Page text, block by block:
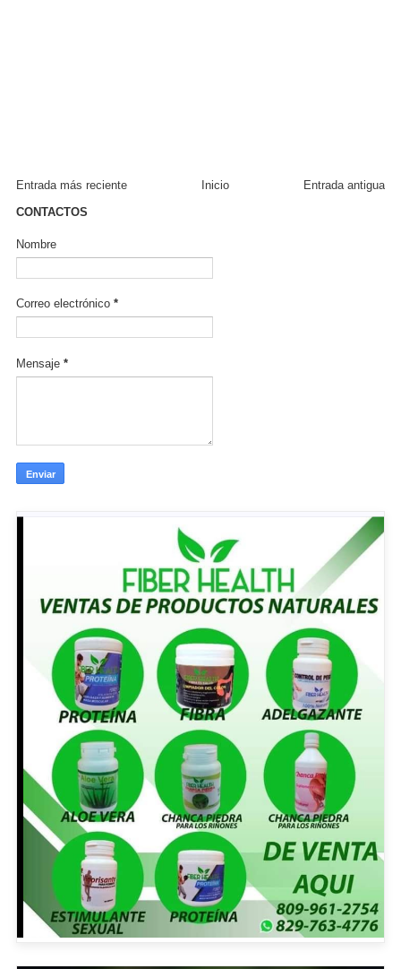
Entrada más reciente Entrada antigua
Inicio
CONTACTOS
Nombre
Correo electrónico *
Mensaje *